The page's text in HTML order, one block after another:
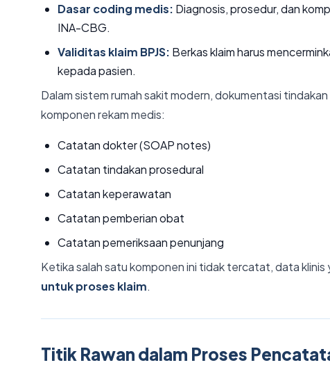
Dasar coding medis: Diagnosis, prosedur, dan
INA-CBG.
Validitas klaim BPJS: Berkas klaim harus
kepada pasien.
Dalam sistem rumah sakit modern, dokumentasi
komponen rekam medis:
Catatan dokter (SOAP notes)
Catatan tindakan prosedural
Catatan keperawatan
Catatan pemberian obat
Catatan pemeriksaan penunjang
Ketika salah satu komponen ini tidak tercatat, data klinis
untuk proses klaim.
Titik Rawan dalam Proses